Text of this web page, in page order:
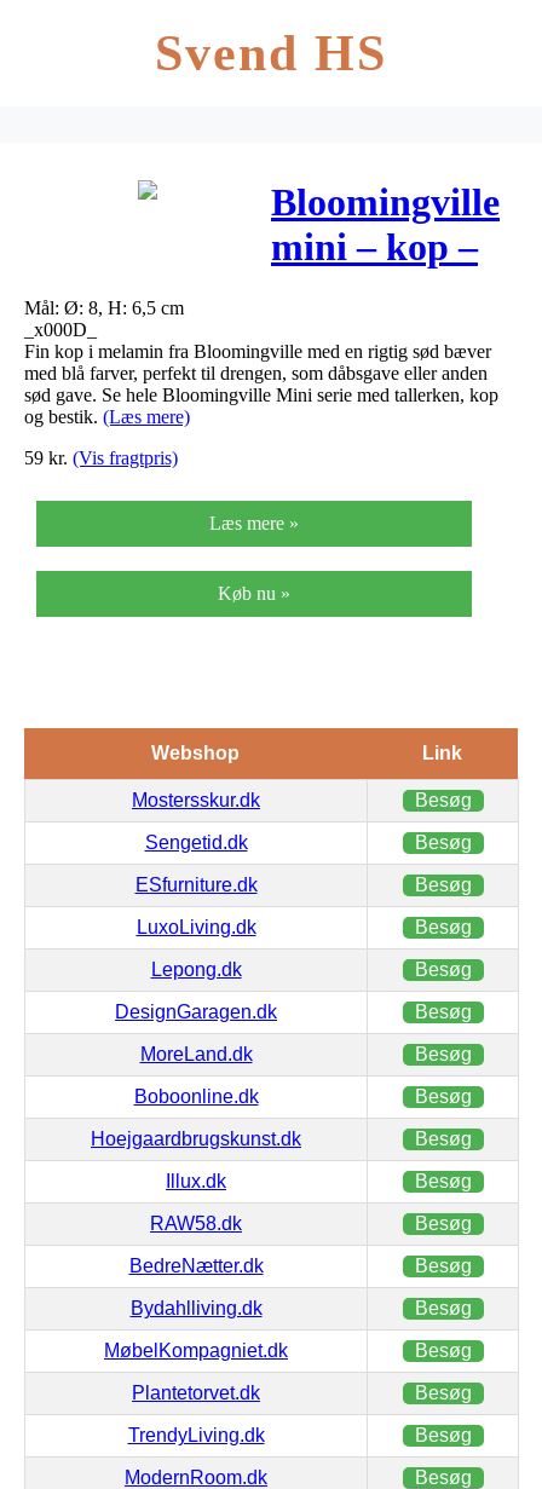
Svend HS
Bloomingville
mini – kop –
blå
Mål: Ø: 8, H: 6,5 cm
_x000D_
Fin kop i melamin fra Bloomingville med en rigtig sød bæver
med blå farver, perfekt til drengen, som dåbsgave eller anden
sød gave. Se hele Bloomingville Mini serie med tallerken, kop
og bestik. (Læs mere)
59 kr. (Vis fragtpris)
Læs mere »
Køb nu »
Webshop Link
Mostersskur.dk Besøg
Sengetid.dk Besøg
ESfurniture.dk Besøg
LuxoLiving.dk Besøg
Lepong.dk Besøg
DesignGaragen.dk Besøg
MoreLand.dk Besøg
Boboonline.dk Besøg
Hoejgaardbrugskunst.dk Besøg
Illux.dk Besøg
RAW58.dk Besøg
BedreNætter.dk Besøg
Bydahlliving.dk Besøg
MøbelKompagniet.dk Besøg
Plantetorvet.dk Besøg
TrendyLiving.dk Besøg
ModernRoom.dk Besøg